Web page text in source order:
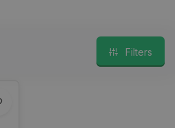
Filters